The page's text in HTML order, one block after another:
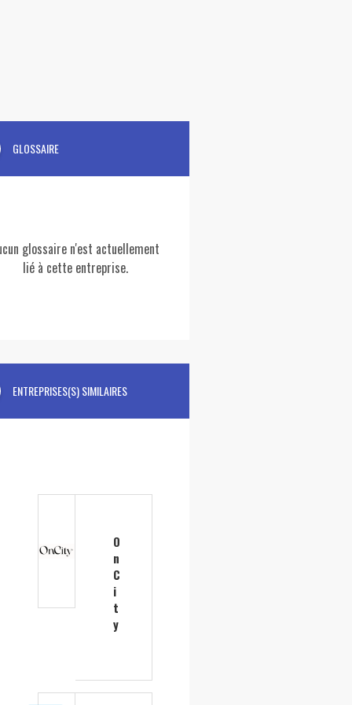
GLOSSAIRE
glossaire n'est actuellement
lié à cette entreprise.
ENTREPRISES(S) SIMILAIRES
O
n
C
i
t
y